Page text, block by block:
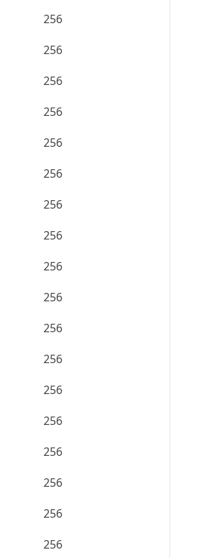
256
256
256
256
256
256
256
256
256
256
256
256
256
256
256
256
256
256